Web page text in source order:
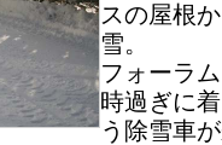
スの屋根
雪。
フォーラ
時過ぎに
う除雪車